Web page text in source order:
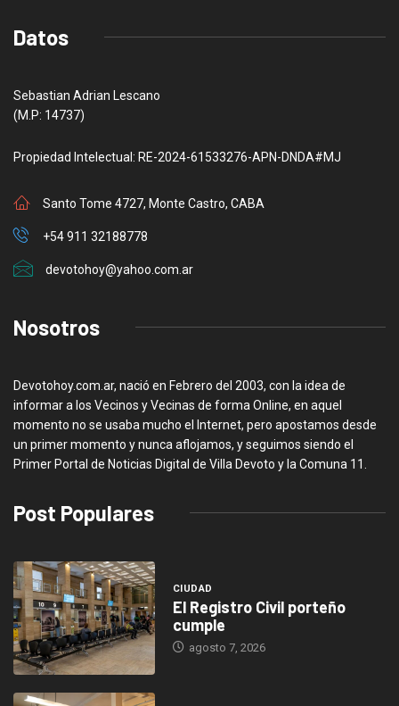
Datos
Sebastian Adrian Lescano
(M.P: 14737)
Propiedad Intelectual: RE-2024-61533276-APN-DNDA#MJ
Santo Tome 4727, Monte Castro, CABA
+54 911 32188778
devotohoy@yahoo.com.ar
Nosotros
Devotohoy.com.ar, nació en Febrero del 2003, con la idea de
informar a los Vecinos y Vecinas de forma Online, en aquel
momento no se usaba mucho el Internet, pero apostamos desde
un primer momento y nunca aflojamos, y seguimos siendo el
Primer Portal de Noticias Digital de Villa Devoto y la Comuna 11.
Post Populares
CIUDAD
El Registro Civil porteño
cumple
agosto 7, 2026